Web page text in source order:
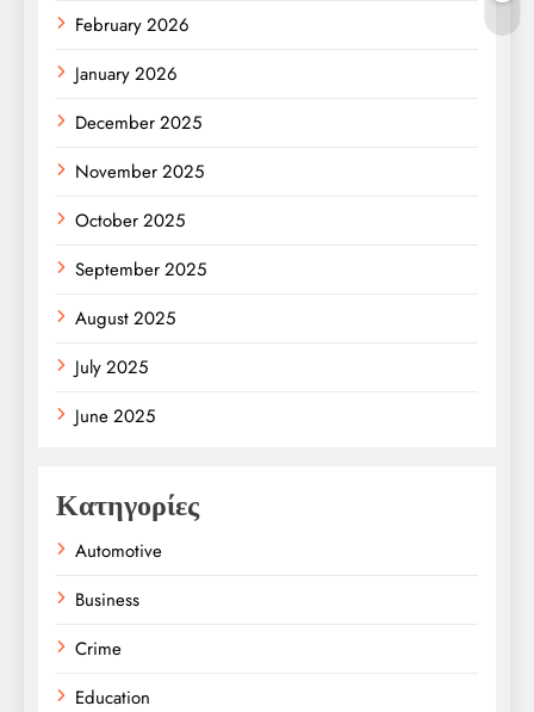
February 2026
January 2026
December 2025
November 2025
October 2025
September 2025
August 2025
July 2025
June 2025
Κατηγορίες
Automotive
Business
Crime
Education